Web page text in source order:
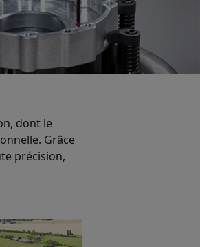
dont le
Grâce
précision,